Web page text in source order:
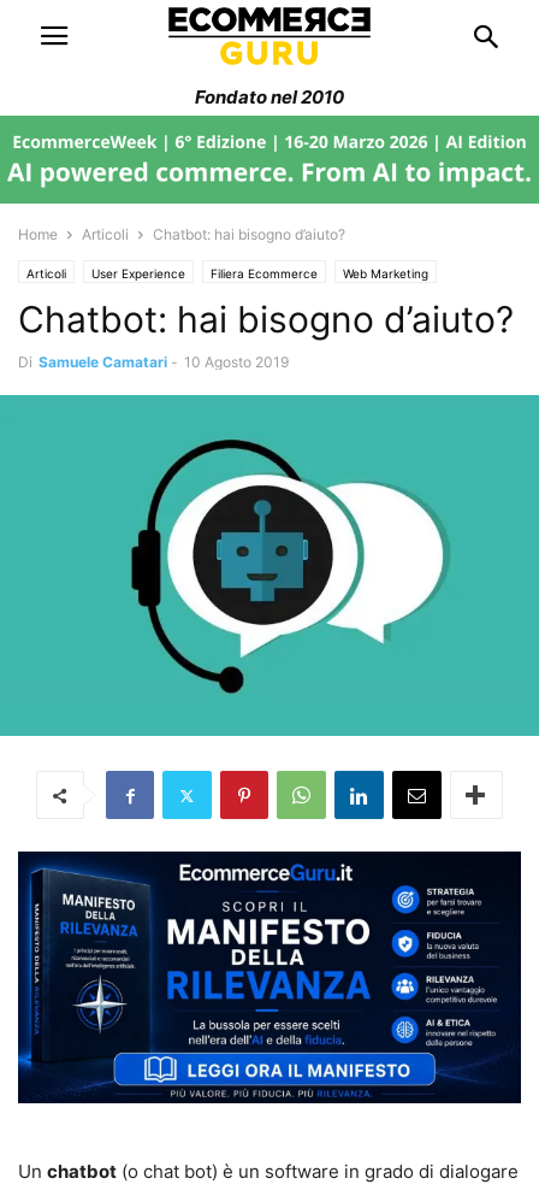
Fondato nel 2010
Home Articoli Chatbot: hai bisogno d’aiuto?
Articoli User Experience Filiera Ecommerce Web Marketing
Chatbot: hai bisogno d’aiuto?
Di Samuele Camatari - 10 Agosto 2019
Un chatbot (o chat bot) è un software in grado di dialogare